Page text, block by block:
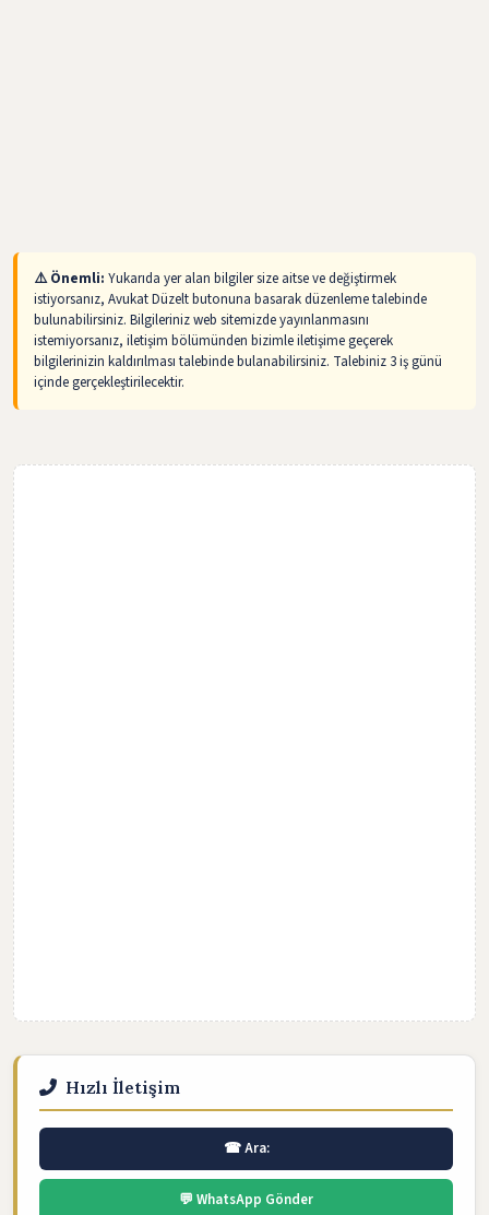
⚠️ Önemli: Yukarıda yer alan bilgiler size aitse ve değiştirmek
istiyorsanız, Avukat Düzelt butonuna basarak düzenleme talebinde
bulunabilirsiniz. Bilgileriniz web sitemizde yayınlanmasını
istemiyorsanız, iletişim bölümünden bizimle iletişime geçerek
bilgilerinizin kaldırılması talebinde bulanabilirsiniz. Talebiniz 3 iş günü
içinde gerçekleştirilecektir.
Hızlı İletişim
☎ Ara:
💬 WhatsApp Gönder